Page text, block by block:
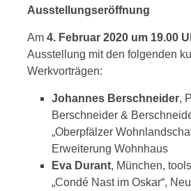
Ausstellungseröffnung
Am 4. Februar 2020 um 19.00
Ausstellung mit den folgenden
Werkvorträgen:
Johannes Berschneider,
Berschneider &
„Oberpfälzer
Erweiterung Wohnhaus
Eva Durant, München,
„Condé Nast im Oskar“,